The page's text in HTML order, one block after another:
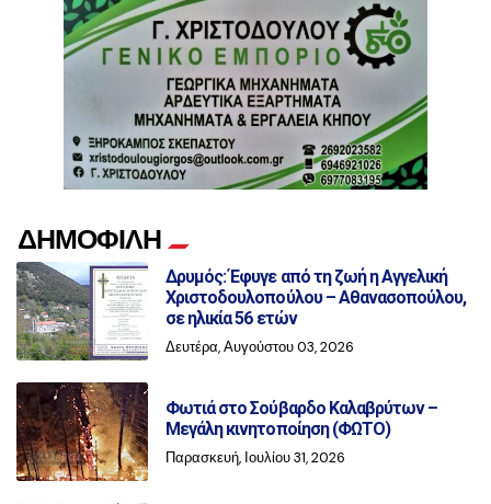
ΔΗΜΟΦΙΛΗ
Δρυμός: Έφυγε από τη ζωή η Αγγελική
Χριστοδουλοπούλου – Αθανασοπούλου,
σε ηλικία 56 ετών
Δευτέρα, Αυγούστου 03, 2026
Φωτιά στο Σούβαρδο Καλαβρύτων –
Μεγάλη κινητοποίηση (ΦΩΤΟ)
Παρασκευή, Ιουλίου 31, 2026